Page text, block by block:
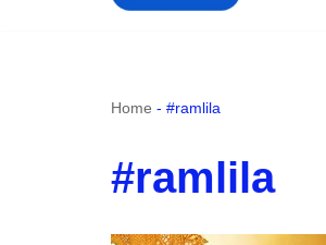
Home - #ramlila
#ramlila